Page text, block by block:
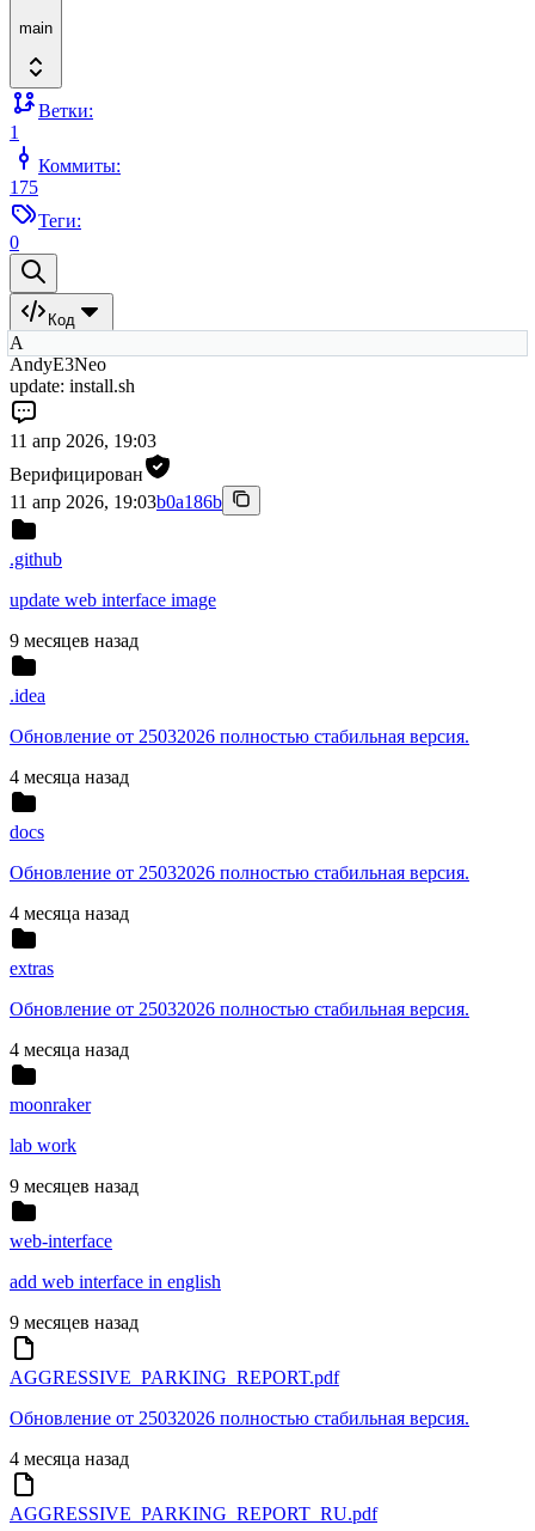
main
Ветки:
1
Коммиты:
175
Теги:
0
Код
A
AndyE3Neo
update: install.sh
11 апр 2026, 19:03
Верифицирован
11 апр 2026, 19:03b0a186b
.github
update web interface image
9 месяцев назад
.idea
Обновление от 25032026 полностью стабильная версия.
4 месяца назад
docs
Обновление от 25032026 полностью стабильная версия.
4 месяца назад
extras
Обновление от 25032026 полностью стабильная версия.
4 месяца назад
moonraker
lab work
9 месяцев назад
web-interface
add web interface in english
9 месяцев назад
AGGRESSIVE_PARKING_REPORT.pdf
Обновление от 25032026 полностью стабильная версия.
4 месяца назад
AGGRESSIVE_PARKING_REPORT_RU.pdf